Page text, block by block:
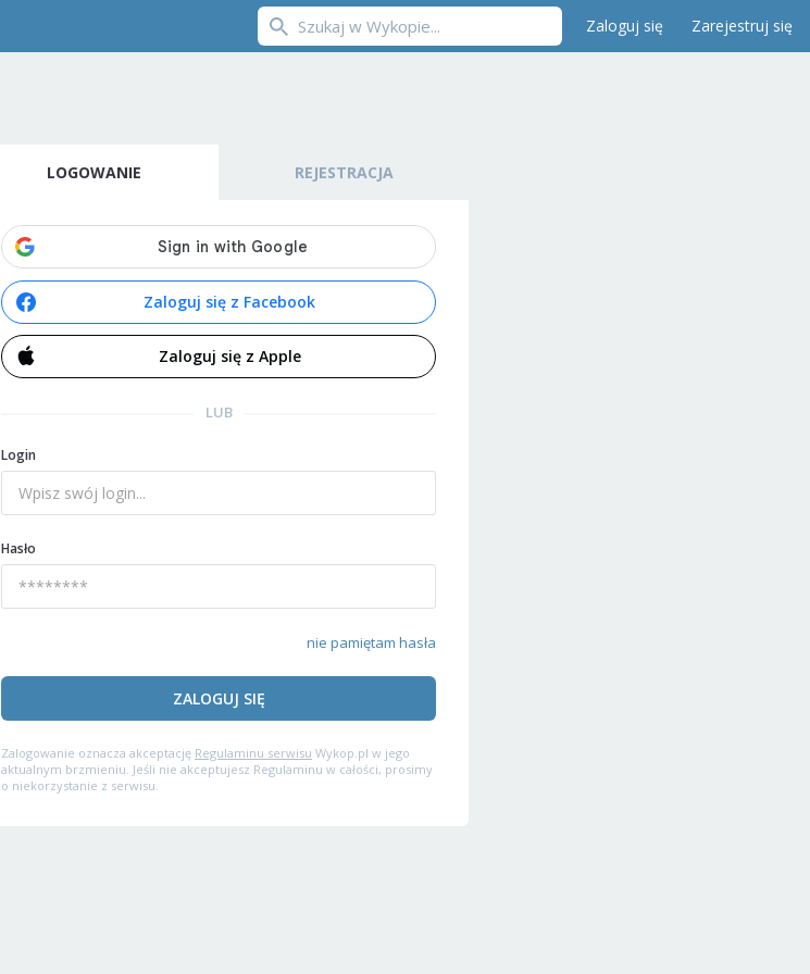
Zaloguj się Zarejestruj się
LOGOWANIE REJESTRACJA
Zaloguj się z Facebook
Zaloguj się z Apple
LUB
Login
Hasło
nie pamiętam hasła
ZALOGUJ SIĘ
Zalogowanie oznacza akceptację Regulaminu serwisu Wykop.pl w jego
aktualnym brzmieniu. Jeśli nie akceptujesz Regulaminu w całości, prosimy
o niekorzystanie z serwisu.